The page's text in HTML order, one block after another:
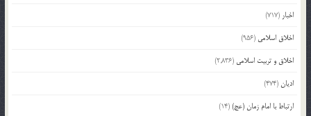
اخبار (717)
اخلاق اسلامی (956)
اخلاق و تربیت اسلامی (2,836)
ادیان(474)
ارتباط با امام زمان (عج)(14)